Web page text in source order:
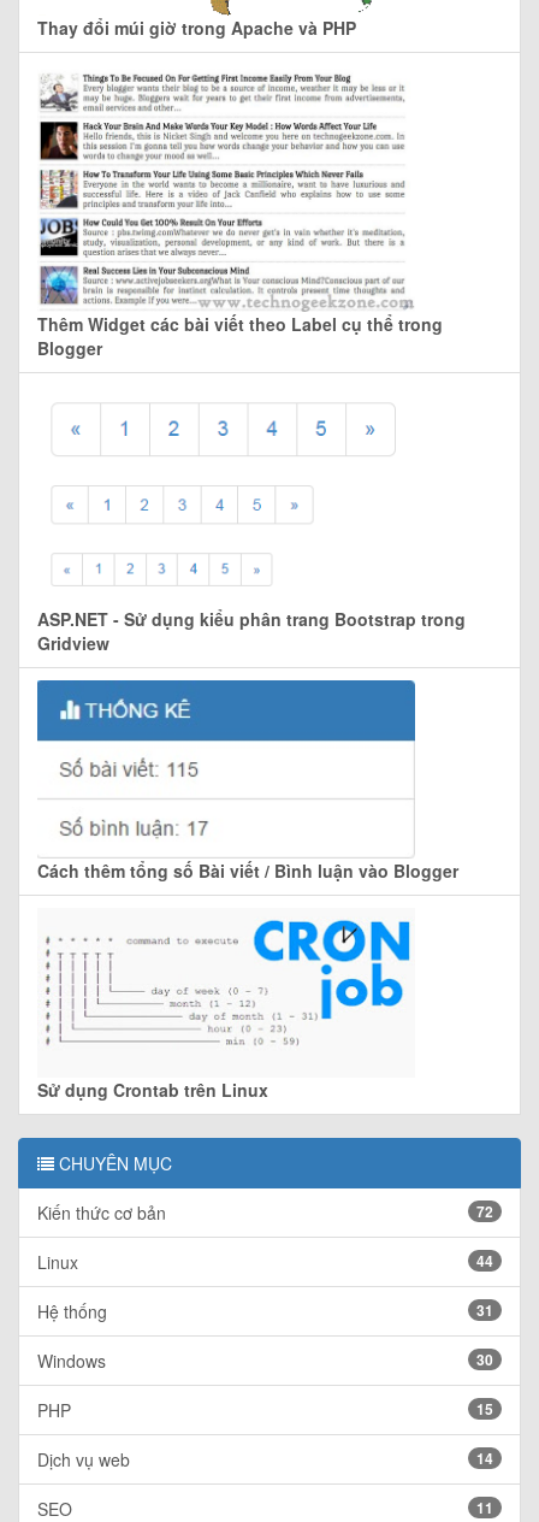
Thay đổi múi giờ trong Apache và PHP
Thêm Widget các bài viết theo Label cụ thể trong
Blogger
ASP.NET - Sử dụng kiểu phân trang Bootstrap trong
Gridview
Cách thêm tổng số Bài viết / Bình luận vào Blogger
Sử dụng Crontab trên Linux
CHUYÊN MỤC
Kiến thức cơ bản 72
Linux 44
Hệ thống 31
Windows 30
PHP 15
Dịch vụ web 14
SEO 11